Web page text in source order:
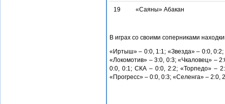
19 «Саяны» Абакан
В играх со своими соперниками
«Иртыш» – 0:0, 1:1; «Звезда» – 0:0,
«Локомотив» – 3:0, 0:3; «Чкаловец» –
0:0, 0:1; СКА – 0:0, 2:2; «Торпедо» –
«Прогресс» – 0:0, 0:3; «Селенга» –